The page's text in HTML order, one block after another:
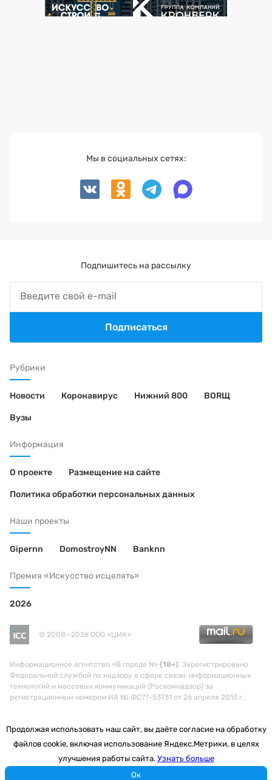
Рубрики
Новости Коронавирус Нижний 800 BORЩ
Вузы
Информация
О проекте Размещение на сайте
Политика обработки персональных данных
Наши проекты
Gipernn DomostroyNN Banknn
Премия «Искусство исцелять»
2026
© 2008—2026 ООО «ЦИК»
Информационное агентство «В городе N» (18+). Зарегистрировано
Федеральной службой по надзору в сфере связи, информационных
технологий и массовых коммуникаций (Роскомнадзор) за
регистрационным номером ИА № ФС77-53731 от 26 апреля 2013 г.
Мы в социальных сетях:
Подпишитесь на рассылку
Подписаться
Продолжая использовать наш сайт, вы даёте согласие на обработку
файлов cookie, включая использование Яндекс.Метрики, в целях
улучшения работы сайта. Узнать больше
Ок